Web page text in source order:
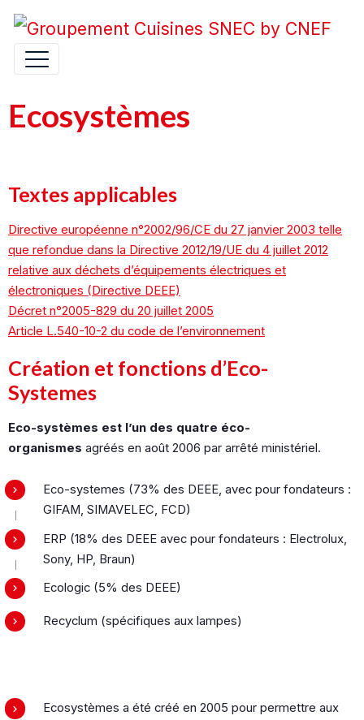
Ecosystèmes
Textes applicables
Directive européenne n°2002/96/CE du 27 janvier 2003 telle
que refondue dans la Directive 2012/19/UE du 4 juillet 2012
relative aux déchets d’équipements électriques et
électroniques (Directive DEEE)
Décret n°2005-829 du 20 juillet 2005
Article L.540-10-2 du code de l’environnement
Création et fonctions d’Eco-
Systemes
Eco-systèmes est l’un des quatre éco-
organismes agréés en août 2006 par arrêté ministériel.
Eco-systemes (73% des DEEE, avec pour fondateurs :
GIFAM, SIMAVELEC, FCD)
ERP (18% des DEEE avec pour fondateurs : Electrolux,
Sony, HP, Braun)
Ecologic (5% des DEEE)
Recyclum (spécifiques aux lampes)
Ecosystèmes a été créé en 2005 pour permettre aux